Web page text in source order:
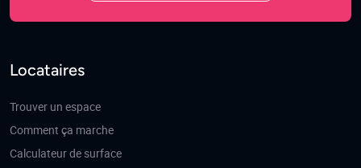
Locataires
Trouver un espace
Comment ça marche
Calculateur de surface